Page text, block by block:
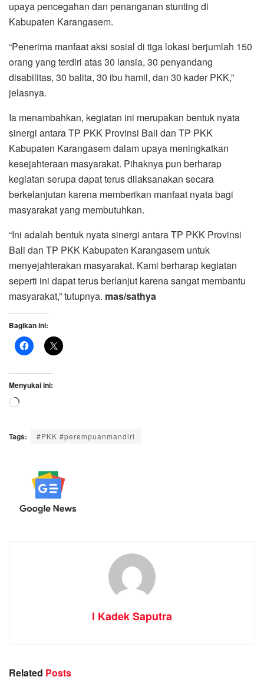
upaya pencegahan dan penanganan stunting di
Kabupaten Karangasem.
“Penerima manfaat aksi sosial di tiga lokasi berjumlah 150
orang yang terdiri atas 30 lansia, 30 penyandang
disabilitas, 30 balita, 30 ibu hamil, dan 30 kader PKK,”
jelasnya.
Ia menambahkan, kegiatan ini merupakan bentuk nyata
sinergi antara TP PKK Provinsi Bali dan TP PKK
Kabupaten Karangasem dalam upaya meningkatkan
kesejahteraan masyarakat. Pihaknya pun berharap
kegiatan serupa dapat terus dilaksanakan secara
berkelanjutan karena memberikan manfaat nyata bagi
masyarakat yang membutuhkan.
“Ini adalah bentuk nyata sinergi antara TP PKK Provinsi
Bali dan TP PKK Kabupaten Karangasem untuk
menyejahterakan masyarakat. Kami berharap kegiatan
seperti ini dapat terus berlanjut karena sangat membantu
masyarakat,” tutupnya. mas/sathya
Bagikan ini:
Menyukai ini:
Memuat...
Tags: #PKK #perempuanmandiri
I Kadek Saputra
Related Posts